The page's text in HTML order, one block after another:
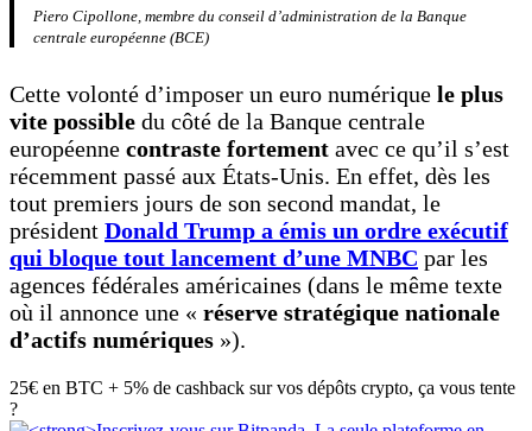
Piero Cipollone, membre du conseil d’administration de la Banque
centrale européenne (BCE)
Cette volonté d’imposer un euro numérique le plus
vite possible du côté de la Banque centrale
européenne contraste fortement avec ce qu’il s’est
récemment passé aux États-Unis. En effet, dès les
tout premiers jours de son second mandat, le
président Donald Trump a émis un ordre exécutif
qui bloque tout lancement d’une MNBC par les
agences fédérales américaines (dans le même texte
où il annonce une « réserve stratégique nationale
d’actifs numériques »).
25€ en BTC + 5% de cashback sur vos dépôts crypto, ça vous tente
?